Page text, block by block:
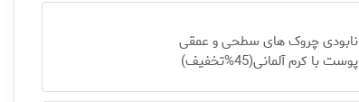
نابودی چروک های سطحی و عمقی
پوست با کرم آلمانی(45%تخفیف)